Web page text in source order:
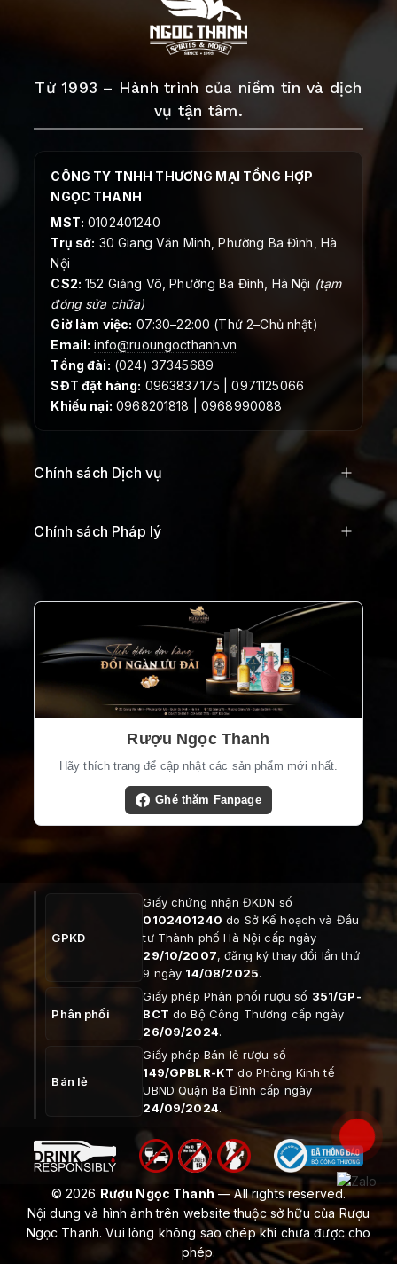
Từ 1993 – Hành trình của niềm tin và dịch
vụ tận tâm.
CÔNG TY TNHH THƯƠNG MẠI TỔNG HỢP
NGỌC THANH
MST: 0102401240
Trụ sở: 30 Giang Văn Minh, Phường Ba Đình, Hà
Nội
CS2: 152 Giảng Võ, Phường Ba Đình, Hà Nội (tạm
đóng sửa chữa)
Giờ làm việc: 07:30–22:00 (Thứ 2–Chủ nhật)
Email: info@ruoungocthanh.vn
Tổng đài: (024) 37345689
SĐT đặt hàng: 0963837175 | 0971125066
Khiếu nại: 0968201818 | 0968990088
Chính sách Dịch vụ
Chính sách Pháp lý
Rượu Ngọc Thanh
Hãy thích trang để cập nhật các sản phẩm mới nhất.
Ghé thăm Fanpage
GPKD
Giấy chứng nhận ĐKDN số
0102401240 do Sở Kế hoạch và Đầu
tư Thành phố Hà Nội cấp ngày
29/10/2007, đăng ký thay đổi lần thứ
9 ngày 14/08/2025.
Phân phối
Giấy phép Phân phối rượu số 351/GP-
BCT do Bộ Công Thương cấp ngày
26/09/2024.
Bán lẻ
Giấy phép Bán lẻ rượu số
149/GPBLR-KT do Phòng Kinh tế
UBND Quận Ba Đình cấp ngày
24/09/2024.
© 2026 Rượu Ngọc Thanh— All rights reserved.
Nội dung và hình ảnh trên website thuộc sở hữu của Rượu
Ngọc Thanh. Vui lòng không sao chép khi chưa được cho
phép.